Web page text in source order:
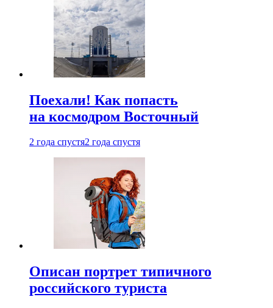
Поехали! Как попасть
на космодром Восточный
2 года спустя2 года спустя
Описан портрет типичного
российского туриста